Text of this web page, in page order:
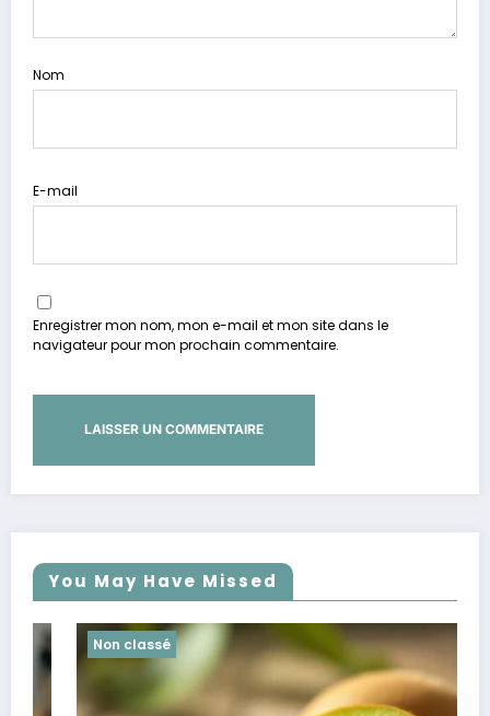
Nom
E-mail
Enregistrer mon nom, mon e-mail et mon site dans le
navigateur pour mon prochain commentaire.
You May Have Missed
Non classé